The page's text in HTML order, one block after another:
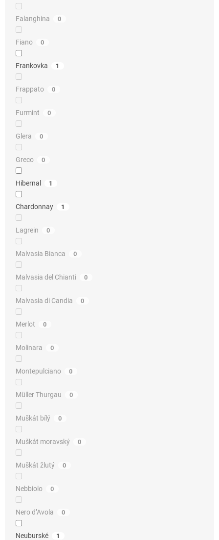
Falanghina 0
Fiano 0
Frankovka 1
Frappato 0
Furmint 0
Glera 0
Greco 0
Hibernal 1
Chardonnay 1
Lagrein 0
Malvasia Bianca 0
Malvasia del Chianti 0
Malvasia di Candia 0
Merlot 0
Molinara 0
Montepulciano 0
Müller Thurgau 0
Muškát bílý 0
Muškát moravský 0
Muškát žlutý 0
Nebbiolo 0
Nero d’Avola 0
Neuburské 1